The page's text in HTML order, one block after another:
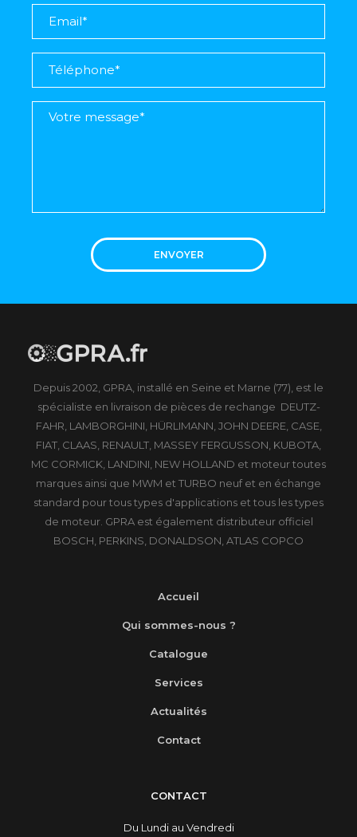
ENVOYER
Depuis 2002, GPRA, installé en Seine et Marne (77), est le
spécialiste en livraison de pièces de rechange DEUTZ-
FAHR, LAMBORGHINI, HÜRLIMANN, JOHN DEERE, CASE,
FIAT, CLAAS, RENAULT, MASSEY FERGUSSON, KUBOTA,
MC CORMICK, LANDINI, NEW HOLLAND et moteur toutes
marques ainsi que MWM et TURBO neuf et en échange
standard pour tous types d'applications et tous les types
de moteur. GPRA est également distributeur officiel
BOSCH, PERKINS, DONALDSON, ATLAS COPCO
Accueil
Qui sommes-nous ?
Catalogue
Services
Actualités
Contact
CONTACT
Du Lundi au Vendredi